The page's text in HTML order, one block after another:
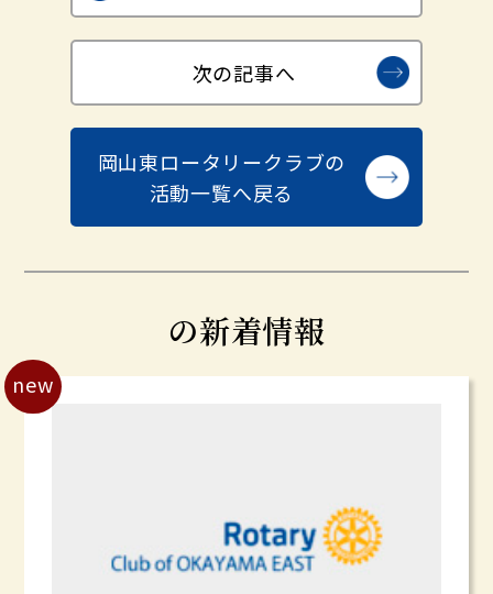
岡山東ロータリークラブの
活動一覧へ戻る
次の記事へ
の新着情報
new